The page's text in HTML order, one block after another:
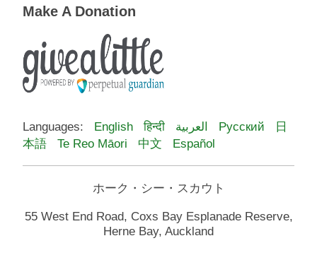
Make A Donation
Languages: English हिन्दी العربية Русский
日
本語
Te Reo Māori 中文 Español
ホーク・シー・スカウト
55 West End Road, Coxs Bay Esplanade Reserve,
Herne Bay, Auckland